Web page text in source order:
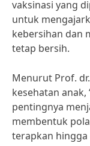
vaksinasi yang
untuk
kebersihan dan
tetap bersih.
Menurut Prof.
kesehatan
pentingnya
membentuk
terapkan hingga